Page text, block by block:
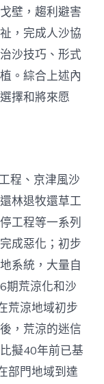
壁，趨利避害
，完成人沙協
沙技巧、形式
。綜合上述內
擇和將來愿
程、京津風沙
林退牧還草工
工程等一系列
成惡化；初步
系統，大量自
期荒涼化和沙
荒涼地域初步
，荒涼的迷信
擬40年前已基
部門地域到達